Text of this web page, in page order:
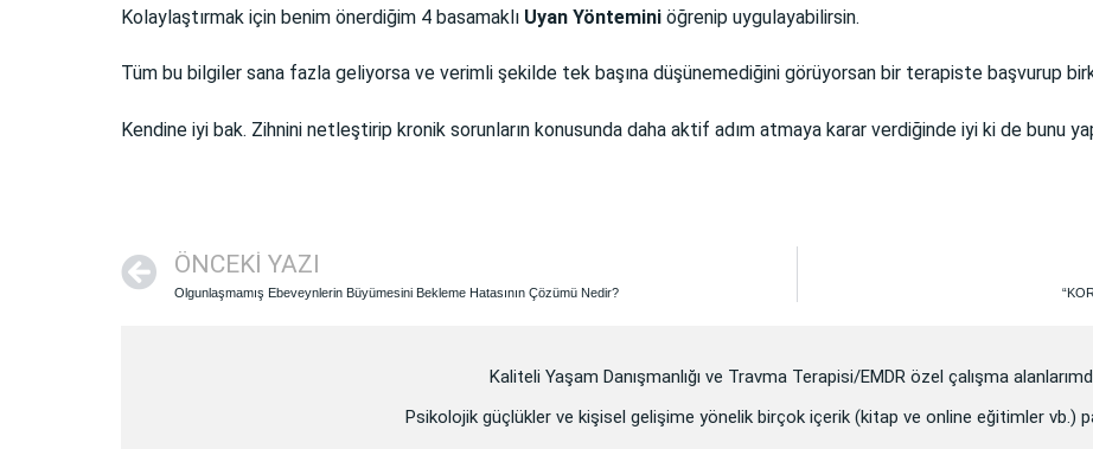
Kolaylaştırmak için benim önerdiğim 4 basamaklı Uyan Yöntemini öğrenip uygulayabilirsin.
Tüm bu bilgiler sana fazla geliyorsa ve verimli şekilde tek başına düşünemediğini görüyorsan bir terapiste başvurup
Kendine iyi bak. Zihnini netleştirip kronik sorunların konusunda daha aktif adım atmaya karar verdiğinde iyi ki de bunu
ÖNCEKI YAZI
Olgunlaşmamış Ebeveynlerin Büyümesini Bekleme Hatasının Çözümü Nedir?
Kaliteli Yaşam Danışmanlığı ve Travma Terapisi/EMDR özel çalışma
Psikolojik güçlükler ve kişisel gelişime yönelik birçok içerik (kitap ve online eğitimler vb.)